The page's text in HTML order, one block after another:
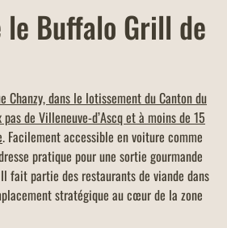
le Buffalo Grill de
Chanzy, dans le lotissement du Canton du
de Villeneuve-d’Ascq et à moins de 15
. Facilement accessible en voiture comme
pratique pour une sortie gourmande
fait partie des restaurants de viande dans
stratégique au cœur de la zone